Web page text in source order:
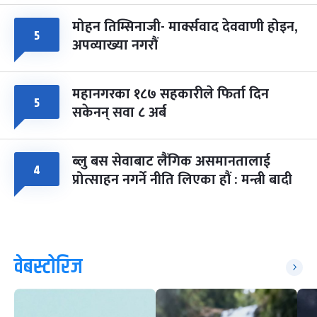
५ मोहन तिम्सिनाजी- मार्क्सवाद देववाणी होइन,
अपव्याख्या नगरौं
५ महानगरका १८७ सहकारीले फिर्ता दिन
सकेनन् सवा ८ अर्ब
४ ब्लु बस सेवाबाट लैंगिक असमानतालाई
प्रोत्साहन नगर्ने नीति लिएका हौं : मन्त्री बादी
वेबस्टोरिज